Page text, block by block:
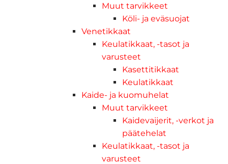
Muut tarvikkeet
Köli- ja eväsuojat
Venetikkaat
Keulatikkaat, -tasot ja
varusteet
Kasettitikkaat
Keulatikkaat
Kaide- ja kuomuhelat
Muut tarvikkeet
Kaidevaijerit, -verkot ja
päätehelat
Keulatikkaat, -tasot ja
varusteet